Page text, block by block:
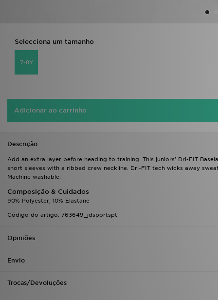
Selecciona um tamanho
7-8Y
Adicionar ao carrinho
Descrição
Add an extra layer before heading to training. This juniors' Dri-FIT
short sleeves with a ribbed crew neckline. Dri-FIT tech wicks away
Machine washable.
Composição & Cuidados
90% Polyester; 10% Elastane
Código do artigo: 763649_jdsportspt
Opiniões
Envio
Trocas/Devoluções